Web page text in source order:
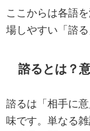
ここからは各語
場しやすい「諮る
諮るとは？
諮るは「相手に
味です。単なる雑